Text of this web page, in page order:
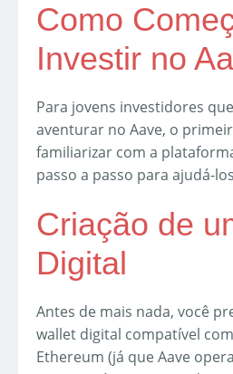
Como
Investir no
Para jovens investidores
aventurar no Aave, o
familiarizar com a
passo a passo para ajudá-
Criação de
Digital
Antes de mais nada, você
wallet digital compatível
Ethereum (já que Aave